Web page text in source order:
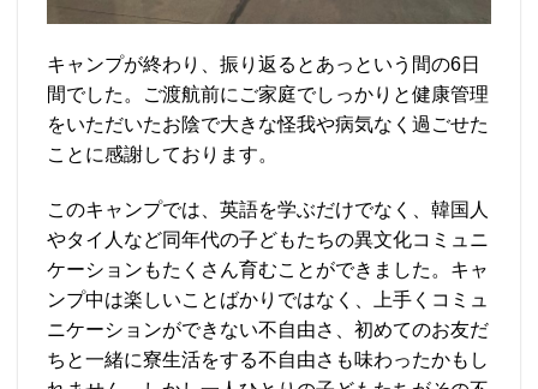
キャンプが終わり、振り返るとあっという間の6日
間でした。ご渡航前にご家庭でしっかりと健康管理
をいただいたお陰で大きな怪我や病気なく過ごせた
ことに感謝しております。
このキャンプでは、英語を学ぶだけでなく、韓国人
やタイ人など同年代の子どもたちの異文化コミュニ
ケーションもたくさん育むことができました。キャ
ンプ中は楽しいことばかりではなく、上手くコミュ
ニケーションができない不自由さ、初めてのお友だ
ちと一緒に寮生活をする不自由さも味わったかもし